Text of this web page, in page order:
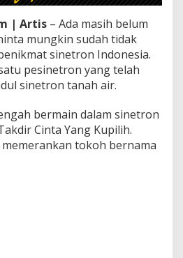
| Artis – Ada masih belum
mungkin sudah tidak
sinetron Indonesia.
pesinetron yang telah
sinetron tanah air.
bermain dalam sinetron
Cinta Yang Kupilih.
tokoh bernama